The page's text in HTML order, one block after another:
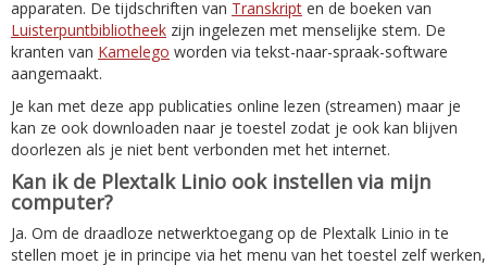
apparaten. De tijdschriften van Transkript en de boeken van
Luisterpuntbibliotheek zijn ingelezen met menselijke stem. De
kranten van Kamelego worden via tekst-naar-spraak-software
aangemaakt.
Je kan met deze app publicaties online lezen (streamen) maar je
kan ze ook downloaden naar je toestel zodat je ook kan blijven
doorlezen als je niet bent verbonden met het internet.
Kan ik de Plextalk Linio ook instellen via mijn
computer?
Ja. Om de draadloze netwerktoegang op de Plextalk Linio in te
stellen moet je in principe via het menu van het toestel zelf werken,